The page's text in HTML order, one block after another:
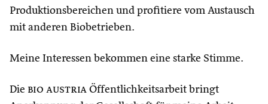
Produktionsbereichen und profitiere vom Austausch
mit anderen Biobetrieben.
Meine Interessen bekommen eine starke Stimme.
Die bio austria Öffentlichkeitsarbeit bringt